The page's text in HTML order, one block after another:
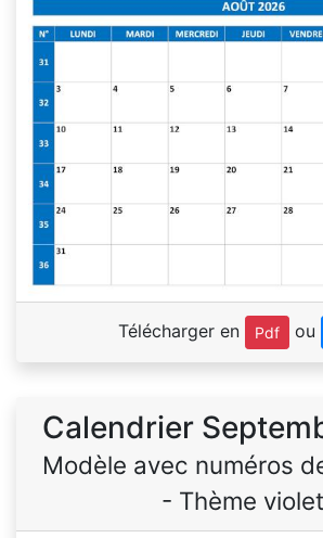
Télécharger en Pdf ou
Calendrier
Modèle avec numéros
- Thème violet